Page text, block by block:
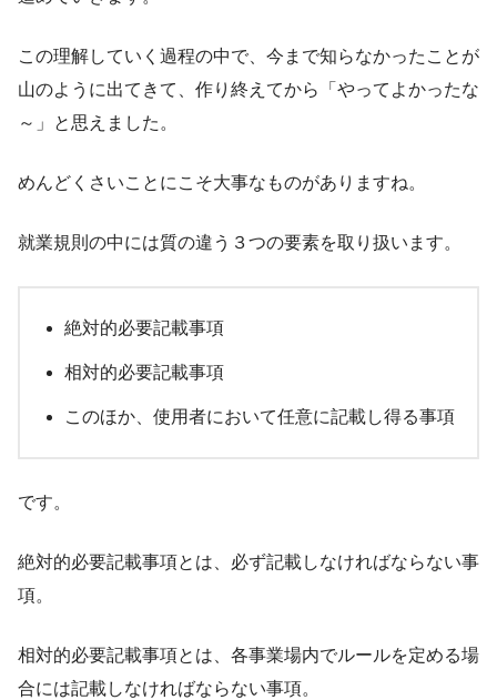
この理解していく過程の中で、今まで知らなかったことが
山のように出てきて、作り終えてから「やってよかったな
～」と思えました。
めんどくさいことにこそ大事なものがありますね。
就業規則の中には質の違う３つの要素を取り扱います。
絶対的必要記載事項
相対的必要記載事項
このほか、使用者において任意に記載し得る事項
です。
絶対的必要記載事項とは、必ず記載しなければならない事
項。
相対的必要記載事項とは、各事業場内でルールを定める場
合には記載しなければならない事項。